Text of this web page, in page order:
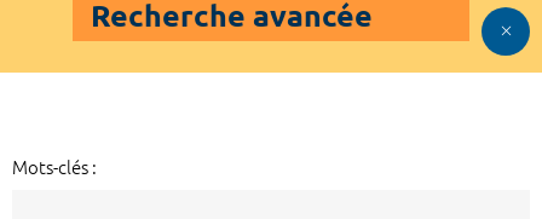
Recherche avancée
Mots-clés :